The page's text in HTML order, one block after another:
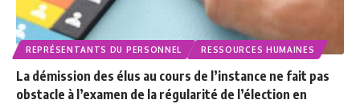
REPRÉSENTANTS DU PERSONNEL RESSOURCES HUMAINES
La démission des élus au cours de l’instance ne fait pas
obstacle à l’examen de la régularité de l’élection en